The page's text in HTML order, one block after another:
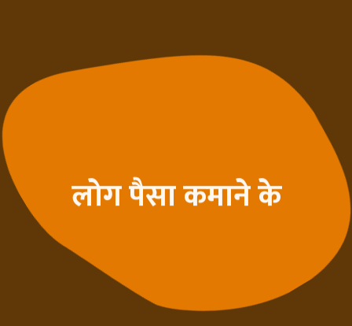
लोग पैसा कमाने के